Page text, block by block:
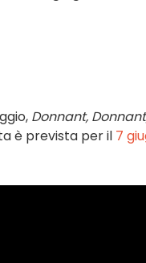
Donnant,
è prevista per il 7